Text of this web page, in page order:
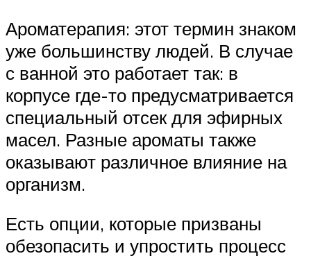
Ароматерапия: этот термин знаком
уже большинству людей. В случае
с ванной это работает так: в
корпусе где-то предусматривается
специальный отсек для эфирных
масел. Разные ароматы также
оказывают различное влияние на
организм.
Есть опции, которые призваны
обезопасить и упростить процесс